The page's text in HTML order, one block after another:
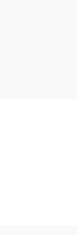
計量結果とメタデータは
保存され、トレース可
が確保され、21 CFR
ます。